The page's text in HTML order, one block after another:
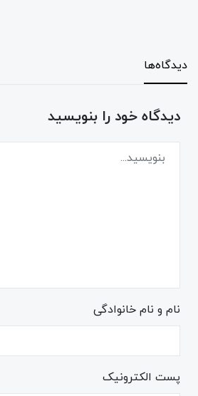
دیدگاه‌ها
دیدگاه خود را بنویسید
نام و نام خانوادگی
پست الکترونیک